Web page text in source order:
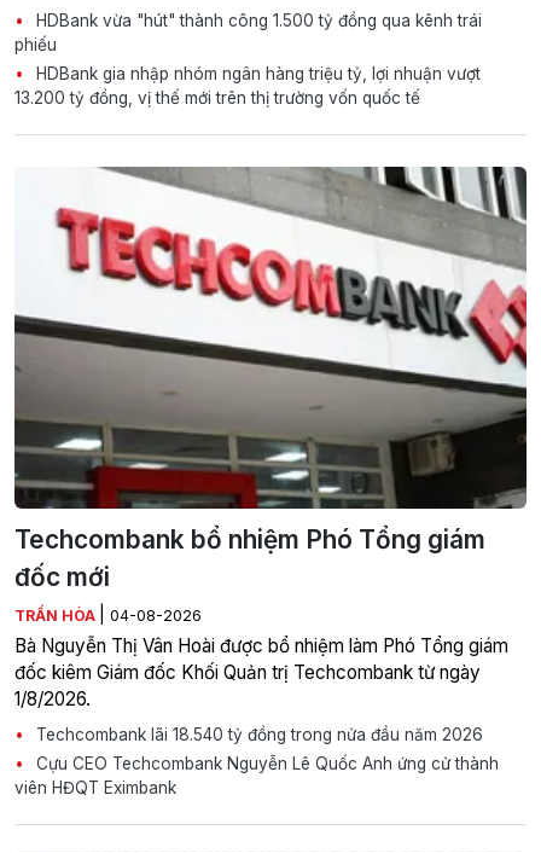
HDBank vừa "hút" thành công 1.500 tỷ đồng qua kênh trái
phiếu
HDBank gia nhập nhóm ngân hàng triệu tỷ, lợi nhuận vượt
13.200 tỷ đồng, vị thế mới trên thị trường vốn quốc tế
Techcombank bổ nhiệm Phó Tổng giám
đốc mới
TRẦN HÒA 04-08-2026
Bà Nguyễn Thị Vân Hoài được bổ nhiệm làm Phó Tổng giám
đốc kiêm Giám đốc Khối Quản trị Techcombank từ ngày
1/8/2026.
Techcombank lãi 18.540 tỷ đồng trong nửa đầu năm 2026
Cựu CEO Techcombank Nguyễn Lê Quốc Anh ứng cử thành
viên HĐQT Eximbank